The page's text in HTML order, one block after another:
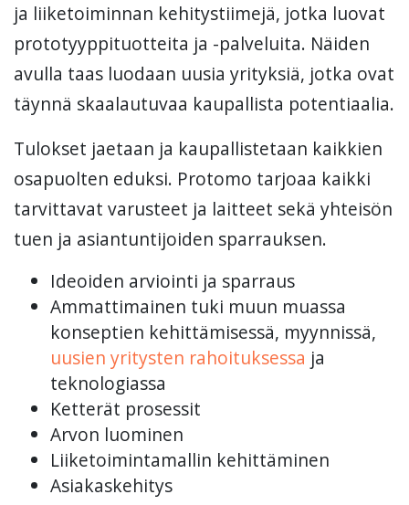
ja liiketoiminnan kehitystiimejä, jotka luovat
prototyyppituotteita ja -palveluita. Näiden
avulla taas luodaan uusia yrityksiä, jotka ovat
täynnä skaalautuvaa kaupallista potentiaalia.
Tulokset jaetaan ja kaupallistetaan kaikkien
osapuolten eduksi. Protomo tarjoaa kaikki
tarvittavat varusteet ja laitteet sekä yhteisön
tuen ja asiantuntijoiden sparrauksen.
Ideoiden arviointi ja sparraus
Ammattimainen tuki muun muassa
konseptien kehittämisessä, myynnissä,
uusien yritysten rahoituksessa ja
teknologiassa
Ketterät prosessit
Arvon luominen
Liiketoimintamallin kehittäminen
Asiakaskehitys